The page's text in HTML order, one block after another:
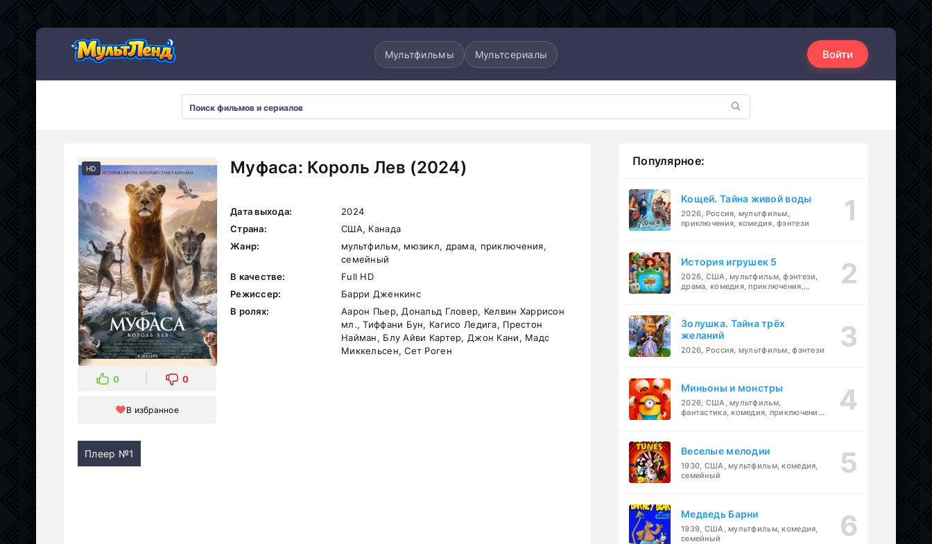
Мультфильмы Мультсериалы Войти
Муфаса: Король Лев (2024)
HD
0 0
В избранное
Дата выхода:
2024
Страна:
США, Канада
Жанр:
мультфильм, мюзикл, драма, приключения,
семейный
В качестве:
Full HD
Режиссер:
Барри Дженкинс
В ролях:
Аарон Пьер, Дональд Гловер, Келвин Харрисон
мл., Тиффани Бун, Кагисо Ледига, Престон
Найман, Блу Айви Картер, Джон Кани, Мадс
Миккельсен, Сет Роген
Плеер №1
Популярное:
Кощей. Тайна живой воды
2026, Россия, мультфильм,
приключения, комедия, фэнтези
История игрушек 5
2026, США, мультфильм, фэнтези,
драма, комедия, приключения,
Золушка. Тайна трёх
желаний
2026, Россия, мультфильм, фэнтези
Миньоны и монстры
2026, США, мультфильм,
фантастика, комедия, приключения,
Веселые мелодии
1930, США, мультфильм, комедия,
семейный
Медведь Барни
1939, США, мультфильм, комедия,
семейный